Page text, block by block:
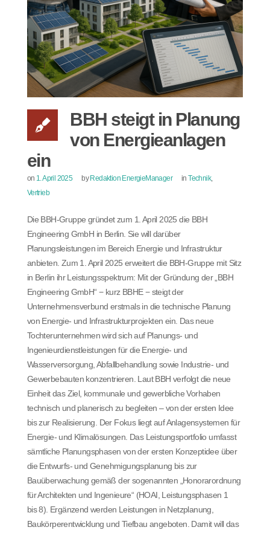
BBH steigt in Planung
von Energieanlagen
ein
on 1. April 2025 by Redaktion EnergieManager inTechnik,
Vertrieb
Die BBH-Gruppe gründet zum 1. April 2025 die BBH
Engineering GmbH in Berlin. Sie will darüber
Planungsleistungen im Bereich Energie und Infrastruktur
anbieten. Zum 1. April 2025 erweitert die BBH-Gruppe mit Sitz
in Berlin ihr Leistungsspektrum: Mit der Gründung der „BBH
Engineering GmbH“ − kurz BBHE − steigt der
Unternehmensverbund erstmals in die technische Planung
von Energie- und Infrastrukturprojekten ein. Das neue
Tochterunternehmen wird sich auf Planungs- und
Ingenieurdienstleistungen für die Energie- und
Wasserversorgung, Abfallbehandlung sowie Industrie- und
Gewerbebauten konzentrieren. Laut BBH verfolgt die neue
Einheit das Ziel, kommunale und gewerbliche Vorhaben
technisch und planerisch zu begleiten – von der ersten Idee
bis zur Realisierung. Der Fokus liegt auf Anlagensystemen für
Energie- und Klimalösungen. Das Leistungsportfolio umfasst
sämtliche Planungsphasen von der ersten Konzeptidee über
die Entwurfs- und Genehmigungsplanung bis zur
Bauüberwachung gemäß der sogenannten „Honorarordnung
für Architekten und Ingenieure“ (HOAI, Leistungsphasen 1
bis 8). Ergänzend werden Leistungen in Netzplanung,
Baukörperentwicklung und Tiefbau angeboten. Damit will das